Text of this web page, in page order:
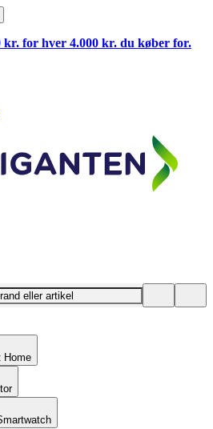
for hver 4.000 kr. du køber for.
Home